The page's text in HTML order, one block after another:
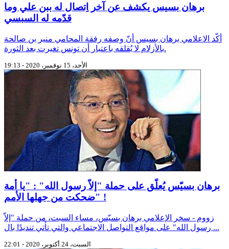
برهان بسيس يكشف عن آخر اِتصال له ببن علي وما
قدّمه له السبسي
أكّد الاعلامي برهان بسيس أنّ وصفه رفقة المحامي منير بن صالحة
بالأزلام لا يُقلقه باعتبار أن تونس تغيرت بعد الثورة.
الأحد، 15 نوفمبر، 2020 - 19:13
برهان بسيّس يُعلّق على حملة "إلاّ رسول الله" : "يا أمة
ضحكت من جهلها الأمم" !
زووم - سخر الإعلامي برهان بسيّس، مساء السبت، من حملة "إلاّ
رسول الله" على مواقع التواصل الاجتماعي والتي تأتي تنديدًا بال ...
السبت، 24 أكتوبر، 2020 - 22:01